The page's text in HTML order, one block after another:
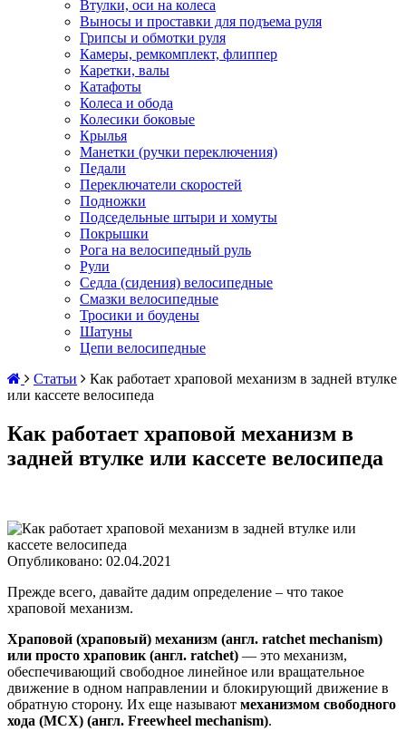
Втулки, оси на колеса
Выносы и проставки для подъема руля
Грипсы и обмотки руля
Камеры, ремкомплект, флиппер
Каретки, валы
Катафоты
Колеса и обода
Колесики боковые
Крылья
Манетки (ручки переключения)
Педали
Переключатели скоростей
Подножки
Подседельные штыри и хомуты
Покрышки
Рога на велосипедный руль
Рули
Седла (сидения) велосипедные
Смазки велосипедные
Тросики и боудены
Шатуны
Цепи велосипедные
Статьи
Как работает храповой механизм в задней втулке
или кассете велосипеда
Как работает храповой механизм в
задней втулке или кассете велосипеда
Опубликовано: 02.04.2021
Прежде всего, давайте дадим определение – что такое
храповой механизм.
Храповой (храповый) механизм (англ. ratchet mechanism)
или просто храповик (англ. ratchet) — это механизм,
обеспечивающий свободное линейное или вращательное
движение в одном направлении и блокирующий движение в
обратную сторону. Их еще называют механизмом свободного
хода (МСХ) (англ. Freewheel mechanism).